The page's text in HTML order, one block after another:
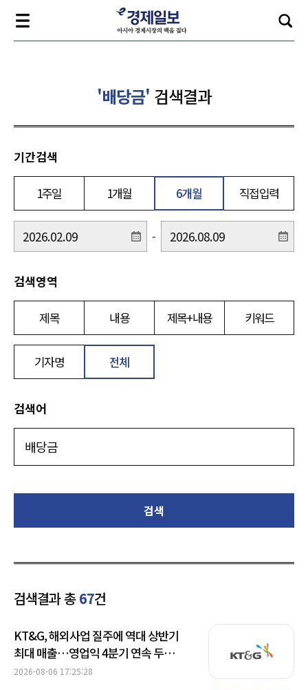
'배당금' 검색결과
기간검색
1주일 1개월 6개월 직접입력
-
검색영역
제목 내용 제목+내용 키워드
기자명 전체
검색어
검색
검색결과 총67건
KT&G, 해외사업 질주에 역대 상반기
최대 매출…영업익 4분기 연속 두
자릿수 성장
2026-08-06 17:25:28